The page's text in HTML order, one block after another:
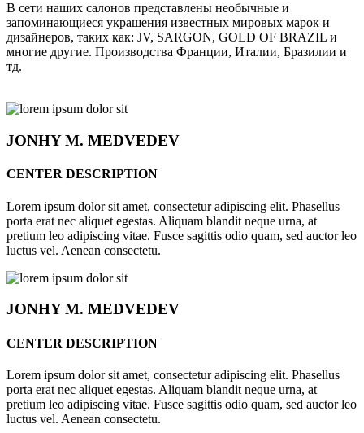
В сети наших салонов представлены необычные и
запоминающиеся украшения известных мировых марок и
дизайнеров, таких как: JV, SARGON, GOLD OF BRAZIL и
многие другие. Производства Франции, Италии, Бразилии и
тд.
JONHYM. MEDVEDEV
CENTER DESCRIPTION
Lorem ipsum dolor sit amet, consectetur adipiscing elit. Phasellus
porta erat nec aliquet egestas. Aliquam blandit neque urna, at
pretium leo adipiscing vitae. Fusce sagittis odio quam, sed auctor leo
luctus vel. Aenean consectetu.
JONHYM. MEDVEDEV
CENTER DESCRIPTION
Lorem ipsum dolor sit amet, consectetur adipiscing elit. Phasellus
porta erat nec aliquet egestas. Aliquam blandit neque urna, at
pretium leo adipiscing vitae. Fusce sagittis odio quam, sed auctor leo
luctus vel. Aenean consectetu.